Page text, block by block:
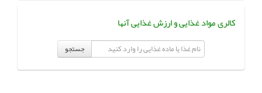
کالری مواد غذایی و ارزش غذایی آنها
جستجو